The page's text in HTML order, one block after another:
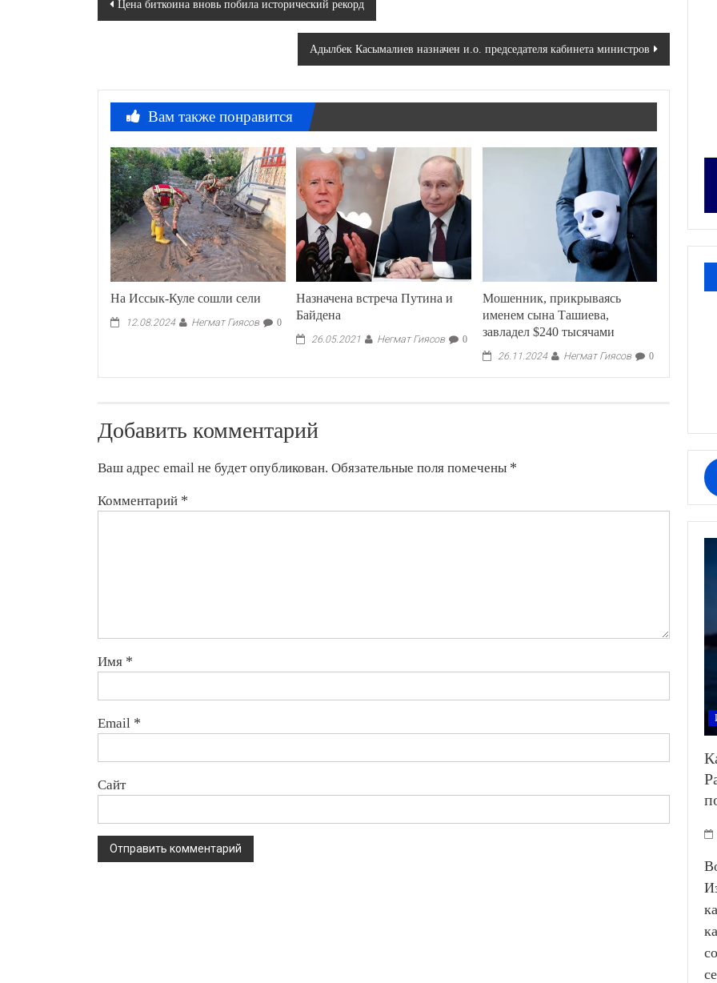
Цена биткоина вновь побила исторический рекорд
Адылбек Касымалиев назначен и.о. председателя кабинета министров
Вам также понравится
На Иссык-Куле сошли сели
12.08.2024 Негмат Гиясов 0
Назначена встреча Путина и
Байдена
26.05.2021 Негмат Гиясов 0
Мошенник, прикрываясь
именем сына Ташиева,
завладел $240 тысячами
26.11.2024 Негмат Гиясов 0
Добавить комментарий
Ваш адрес email не будет опубликован. Обязательные поля помечены *
Комментарий *
Имя *
Email *
Сайт